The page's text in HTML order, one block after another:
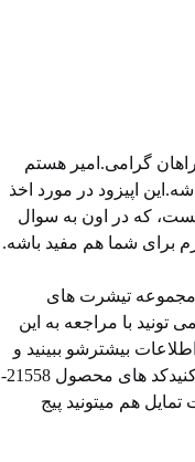
گرامی.امیر هستم
اپیزود در مورد اخذ
که در اون به سوال
برای شما هم مفید باشه.
مجموعه تیشرت های
با مراجعه به این
بیشترشو ببینید و
در صورت تمایل اقدام به خریدشون کنیدکد های محصول ⁠21558-
صورت تمایل هم میتونید ⁠پیج